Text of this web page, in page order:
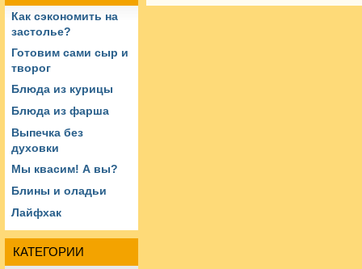
Как сэкономить на
застолье?
Готовим сами сыр и
творог
Блюда из курицы
Блюда из фарша
Выпечка без
духовки
Мы квасим! А вы?
Блины и оладьи
Лайфхак
КАТЕГОРИИ